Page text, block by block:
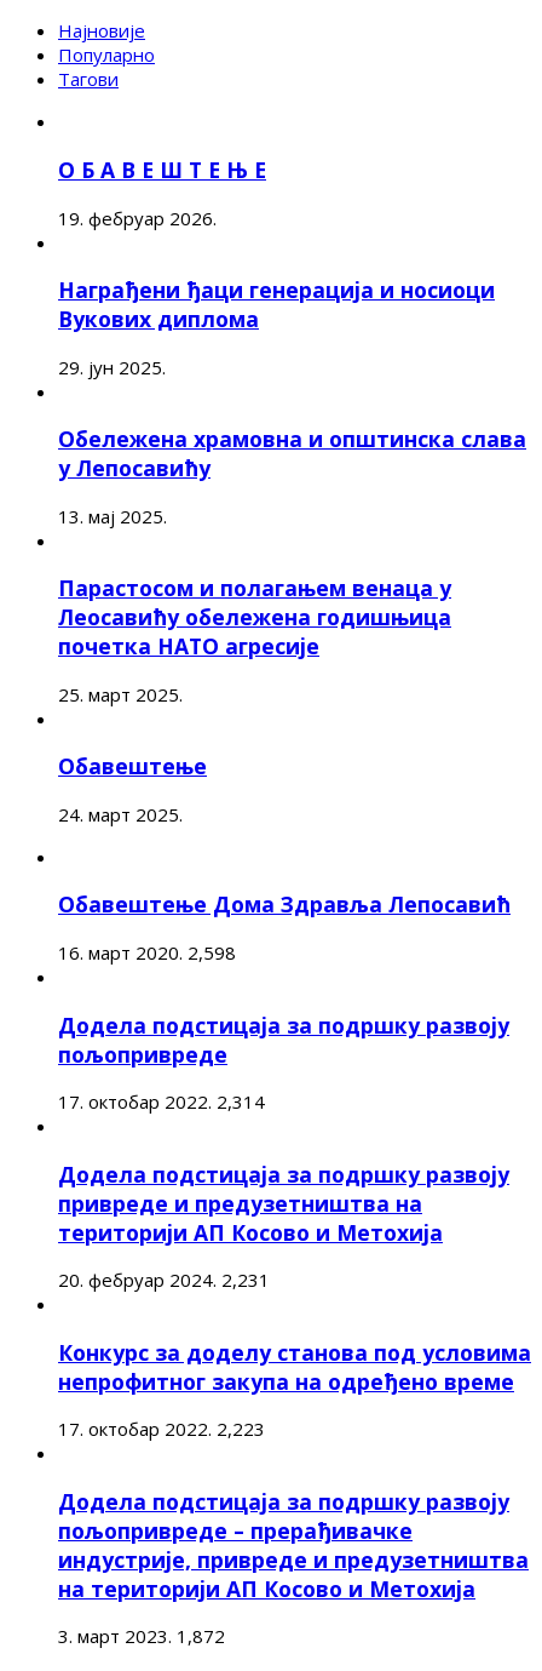
Најновије
Популарно
Тагови
О Б А В Е Ш Т Е Њ Е
19. фебруар 2026.
Награђени ђаци генерација и носиоци
Вукових диплома
29. јун 2025.
Обележена храмовна и општинска слава
у Лепосавићу
13. мај 2025.
Парастосом и полагањем венаца у
Леосавићу обележена годишњица
почетка НАТО агресије
25. март 2025.
Обавештење
24. март 2025.
Обавештење Дома Здравља Лепосавић
16. март 2020. 2,598
Додела подстицаја за подршку развоју
пољопривреде
17. октобар 2022. 2,314
Додела подстицаја за подршку развоју
привреде и предузетништва на
територији АП Косово и Метохија
20. фебруар 2024. 2,231
Конкурс за доделу станова под условима
непрофитног закупа на одређено време
17. октобар 2022. 2,223
Додела подстицаја за подршку развоју
пољопривреде – прерађивачке
индустрије, привреде и предузетништва
на територији АП Косово и Метохија
3. март 2023. 1,872